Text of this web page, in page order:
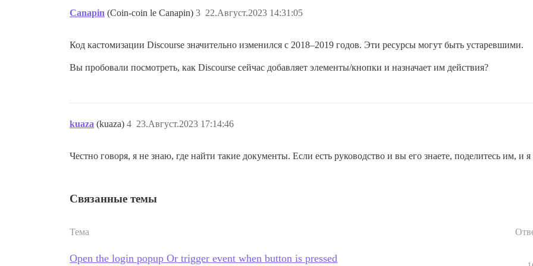
Canapin (Coin-coin le Canapin) 22.Август.2023 14:31:05
3
Код кастомизации Discourse значительно изменился с 2018–2019 годов. Эти ресурсы могут быть устаревшими.
Вы пробовали посмотреть, как Discourse сейчас добавляет элементы/кнопки и назначает им действия?
kuaza (kuaza) 23.Август.2023 17:14:46
4
Честно говоря, я не знаю, где найти такие документы. Если есть руководство и вы его знаете, поделитесь им,
Связанные темы
Тема
Open the login popup Or trigger event when button is pressed